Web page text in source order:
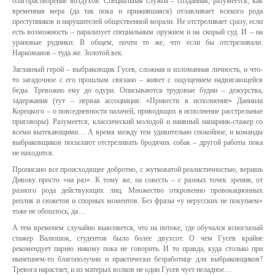
временная мера (да так пока и прижившаяся) отлавливает всякого рода
преступников и нарушителей общественной морали. Не отстреливает сразу, если
есть возможность – парализует специальным оружием и на скорый суд. И – на
урановые рудники. В общем, почти то же, что если бы отстреливали.
Наркоманов – туда же. Золотой век.
Заглавный герой – выбраковщик Гусев, сложная и изломанная личность, и что-
то загадочное с его прошлым связано – живет с ощущением надвигающейся
беды. Тревожно ему до одури. Описываются трудовые будни – дежурства,
задержания (тут – первая ассоциация: «Привести в исполнение» Даниила
Корецкого – о повседневности палачей, приводящих в исполнение расстрельные
приговоры). Разумеется, классический молодой и наивный напарник-стажер со
всеми вытекающими… А время между тем удивительно спокойное, и команды
выбраковщиков посылают отстреливать бродячих собак – другой работы пока
не находится.
Прописано все происходящее добротно, с жутковатой реалистичностью, веришь
Дивову просто «на раз». К тому же, на совесть – с разных точек зрения, от
разного рода действующих лиц. Множество откровенно провокационных
реплик и сюжетов и спорных моментов. Без фразы «у нерусских не покупаем»
тоже не обошлось, да…
А тем временем случайно выясняется, что на потоке, где обучался ясноглазый
стажер Валюшок, студентов было более двухсот. О чем Гусев крайне
рекомендует парню никому пока не говорить. И то правда, куда столько при
нынешнем-то благополучии и практически безработице для выбраковщиков?
Тревога нарастает, и из матерых волков не один Гусев чует неладное…